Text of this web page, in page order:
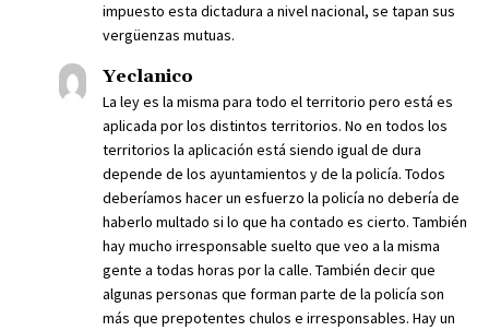
impuesto esta dictadura a nivel nacional, se tapan sus
vergüenzas mutuas.
Yeclanico
La ley es la misma para todo el territorio pero está es
aplicada por los distintos territorios. No en todos los
territorios la aplicación está siendo igual de dura
depende de los ayuntamientos y de la policía. Todos
deberíamos hacer un esfuerzo la policía no debería de
haberlo multado si lo que ha contado es cierto. También
hay mucho irresponsable suelto que veo a la misma
gente a todas horas por la calle. También decir que
algunas personas que forman parte de la policía son
más que prepotentes chulos e irresponsables. Hay un